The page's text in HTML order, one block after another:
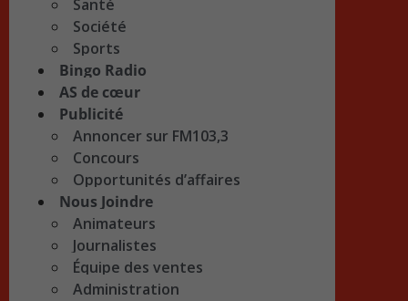
Santé
Société
Sports
Bingo Radio
AS de cœur
Publicité
Annoncer sur FM103,3
Concours
Opportunités d’affaires
Nous Joindre
Animateurs
Journalistes
Équipe des ventes
Administration